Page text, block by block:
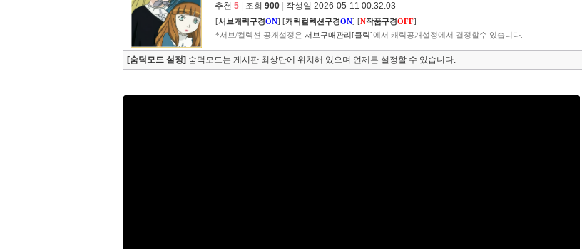
추천 5 조회 900 작성일 2026-05-11 00:32:03
[서브캐릭구경ON] [캐릭컬렉션구경ON] [N작품구경OFF]
*서브/컬렉션 공개설정은 서브구매관리[클릭]에서 캐릭공개설정에서 결정할수 있습니다.
[숨덕모드 설정] 숨덕모드는 게시판 최상단에 위치해 있으며 언제든 설정할 수 있습니다.